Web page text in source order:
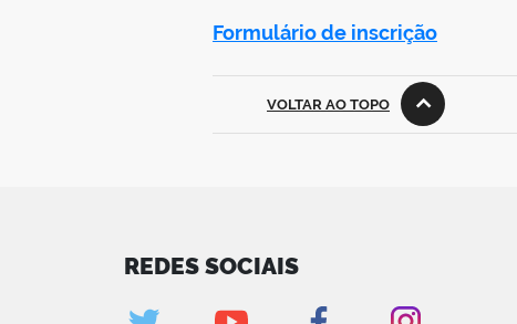
Formulário de inscrição
VOLTAR AO TOPO
REDES SOCIAIS